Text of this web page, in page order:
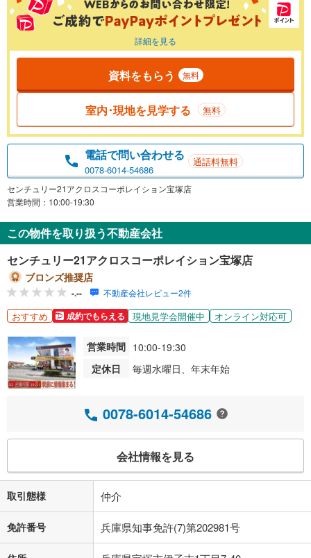
詳細を見る
資料をもらう 無料
室内･現地を見学する 無料
電話で問い合わせる
0078-6014-54686
通話料無料
センチュリー21アクロスコーポレイション宝塚店
営業時間：10:00-19:30
この物件を取り扱う不動産会社
センチュリー21アクロスコーポレイション宝塚店
ブロンズ推奨店
-.-- 不動産会社レビュー2件
おすすめ 成約でもらえる 現地見学会開催中 オンライン対応可
営業時間 10:00-19:30
定休日
毎週水曜日、年末年始
0078-6014-54686
会社情報を見る
取引態様 仲介
免許番号 兵庫県知事免許(7)第202981号